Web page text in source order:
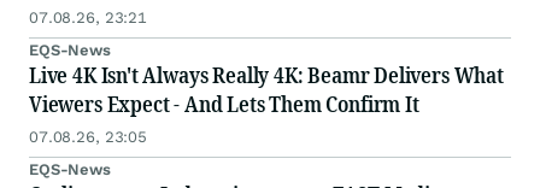
07.08.26, 23:21
EQS-News
Live 4K Isn't Always Really 4K: Beamr Delivers What
Viewers Expect - And Lets Them Confirm It
07.08.26, 23:05
EQS-News